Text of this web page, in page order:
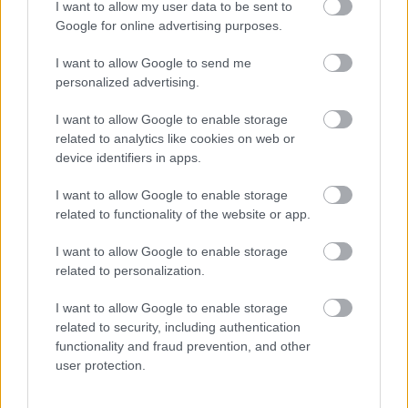
I want to allow my user data to be sent to
Google for online advertising purposes.
I want to allow Google to send me
personalized advertising.
I want to allow Google to enable storage
related to analytics like cookies on web or
device identifiers in apps.
I want to allow Google to enable storage
related to functionality of the website or app.
I want to allow Google to enable storage
related to personalization.
I want to allow Google to enable storage
related to security, including authentication
functionality and fraud prevention, and other
user protection.
Poniżej znajdziesz także ostatnie mecze obu drużyn oraz statystyki
bramkowe.
Zacisze Trześń vs. Strażak Grochowe - relacja, wynik na żywo,
transmisja
Wynik meczu Zacisze Trześń - Strażak Grochowe znajdziesz na naszej
stronie zaraz po jego zakończeniu. Jeżeli szukasz informacji meczowych,
zajrzyj tutaj:Zacisze Trześń vs. Strażak Grochowe - wynik, składy,
strzelcy
Jeżeli w internecie lub TV dostępna jest
albo innych spotkań Rzeszów >
Klasa A, gr. III na pewno znajdziesz takie informacje na naszym portalu.
Możliwe jednak, że nigdzie nie pojawi się stream online z tego pojedynku.
Asseco Resovia| Developres Rzeszów |ITA TOOLS Stal Mielec
Cellfast Wilki Krosno|Texom Stal Rzeszów|Stal Mielec
Motor Lublin|Stal Rzeszów| Stal Stalowa Wola|Wisła Kraków
Resovia|Wieczysta Kraków